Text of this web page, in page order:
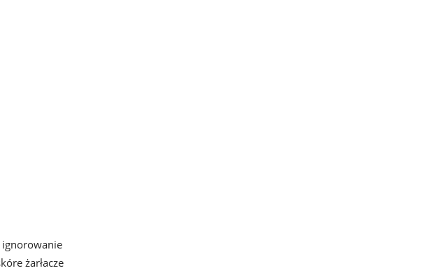
ignorowanie
żarłacze